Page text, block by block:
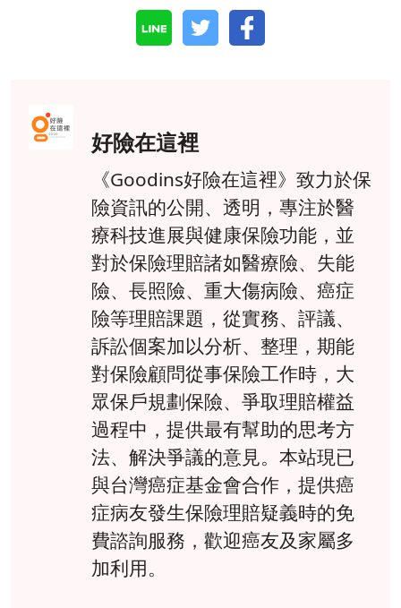
好險在這裡
《Goodins好險在這裡》致力於保
險資訊的公開、透明，專注於醫
療科技進展與健康保險功能，並
對於保險理賠諸如醫療險、失能
險、長照險、重大傷病險、癌症
險等理賠課題，從實務、評議、
訴訟個案加以分析、整理，期能
對保險顧問從事保險工作時，大
眾保戶規劃保險、爭取理賠權益
過程中，提供最有幫助的思考方
法、解決爭議的意見。本站現已
與台灣癌症基金會合作，提供癌
症病友發生保險理賠疑義時的免
費諮詢服務，歡迎癌友及家屬多
加利用。